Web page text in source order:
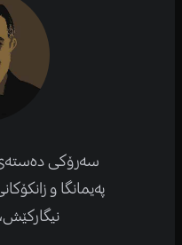
سەرۆکی دەستەی
پەیمانگا و